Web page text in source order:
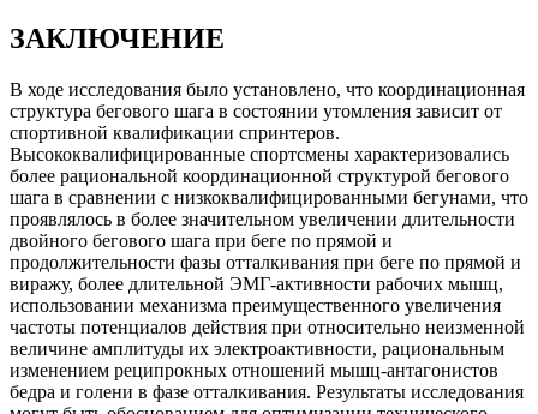
ЗАКЛЮЧЕНИЕ
В ходе исследования было установлено, что координационная
структура бегового шага в состоянии утомления зависит от
спортивной квалификации спринтеров.
Высококвалифицированные спортсмены характеризовались
более рациональной координационной структурой бегового
шага в сравнении с низкоквалифицированными бегунами, что
проявлялось в более значительном увеличении длительности
двойного бегового шага при беге по прямой и
продолжительности фазы отталкивания при беге по прямой и
виражу, более длительной ЭМГ-активности рабочих мышц,
использовании механизма преимущественного увеличения
частоты потенциалов действия при относительно неизменной
величине амплитуды их электроактивности, рациональным
изменением реципрокных отношений мышц-антагонистов
бедра и голени в фазе отталкивания. Результаты исследования